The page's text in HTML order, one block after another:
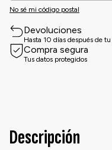
No sé mi código postal
Devoluciones
Hasta 10 días después de
Compra segura
Tus datos protegidos
Descripción